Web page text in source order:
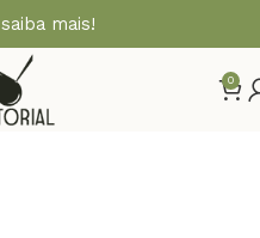
saiba mais!
0